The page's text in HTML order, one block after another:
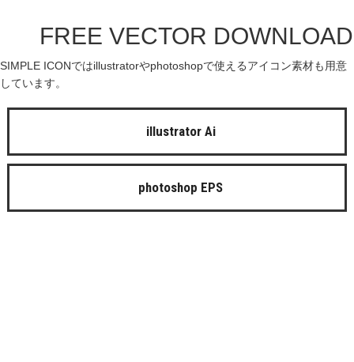
FREE VECTOR DOWNLOAD
SIMPLE ICONではillustratorやphotoshopで使えるアイコン素材も用意
しています。
illustrator Ai
photoshop EPS